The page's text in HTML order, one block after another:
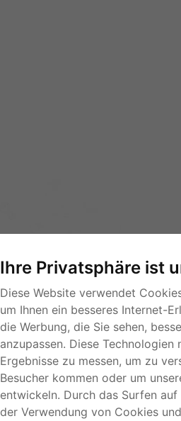
Ihre Privatsphäre ist
Diese Website verwendet
um Ihnen ein besseres Internet-
die Werbung, die Sie sehen,
anzupassen. Diese
Ergebnisse zu messen, um zu
Besucher kommen oder um
entwickeln. Durch das Surfen
der Verwendung von Cookies
AGB
Kontakt